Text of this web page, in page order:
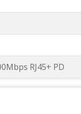
RJ45+ PD